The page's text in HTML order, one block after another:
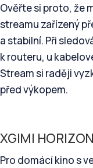
Ověřte si proto, že
streamu zařízený
a stabilní. Při
k routeru, u
Stream si raději
před výkopem.
XGIMI
Pro domácí kino s